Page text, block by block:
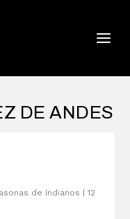
DE ANDES
de Indianos |12